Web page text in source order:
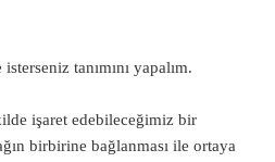
tanımını yapalım.
işaret edebileceğimiz bir
birbirine bağlanması ile ortaya